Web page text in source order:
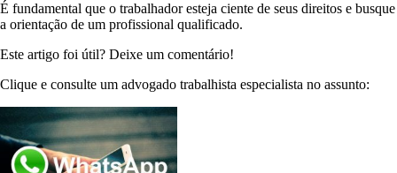
É fundamental que o trabalhador esteja ciente de seus direitos e busque
a orientação de um profissional qualificado.
Este artigo foi útil? Deixe um comentário!
Clique e consulte um advogado trabalhista especialista no assunto: